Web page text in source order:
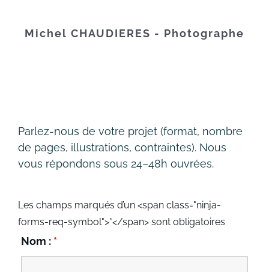
clients. Je recommande vivement.
Michel CHAUDIERES - Photographe
Parlez-nous de votre projet (format, nombre
de pages, illustrations, contraintes). Nous
vous répondons sous 24–48h ouvrées.
Les champs marqués d’un <span class="ninja-
forms-req-symbol">*</span> sont obligatoires
Nom : *